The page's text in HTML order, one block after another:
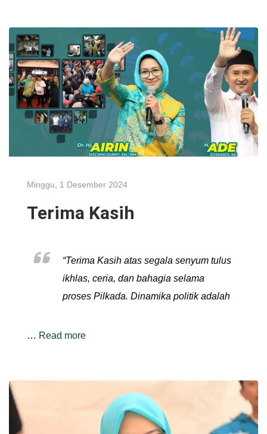
Minggu, 1 Desember 2024
Terima Kasih
“Terima Kasih atas segala senyum tulus
ikhlas, ceria, dan bahagia selama
proses Pilkada. Dinamika politik adalah
… Read more